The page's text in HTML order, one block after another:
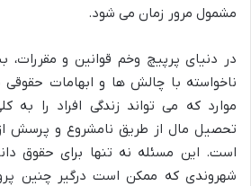
مشمول مرور زمان می شود.
در دنیای پرپیچ وخم قوانین و
ناخواسته با چالش ها و ابهامات
موارد که می تواند زندگی افراد را به
تحصیل مال از طریق نامشروع و پرسش
است. این مسئله نه تنها برای حقوق
شهروندی که ممکن است درگیر چنین